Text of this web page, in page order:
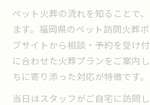
ペット火葬の流れを知ることで
ます。福岡県のペット訪問火葬
ブサイトから相談・予約を受け
に合わせた火葬プランをご案内
ちに寄り添った対応が特徴です。
当日はスタッフがご自宅に訪問